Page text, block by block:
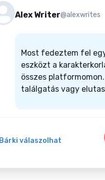
Alex Writer@alexwrites
Most fedeztem fel
eszközt a
összes
találgatás vagy
Bárki válaszolhat